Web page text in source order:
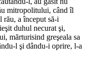
mitropolitului, când îl
rău, a început să-i
duhul necurat şi,
mărturisind greşeala sa
l şi dându-i oprire, l-a